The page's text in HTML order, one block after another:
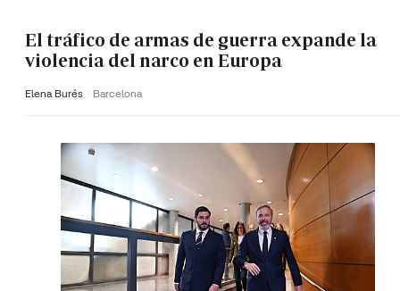
El tráfico de armas de guerra expande la
violencia del narco en Europa
Elena Burés Barcelona